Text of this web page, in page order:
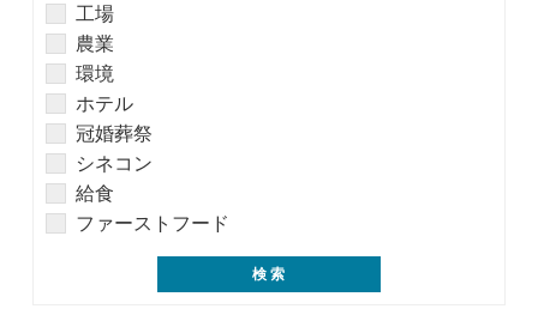
工場
農業
環境
ホテル
冠婚葬祭
シネコン
給食
ファーストフード